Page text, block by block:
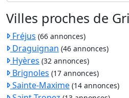
Villes proches de
Fréjus (66 annonces)
Draguignan (46 annonces)
Hyères (32 annonces)
Brignoles (17 annonces)
Sainte-Maxime (14 annonces)